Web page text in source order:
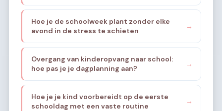
Hoe je de schoolweek plant zonder elke
avond in de stress te schieten
→
Overgang van kinderopvang naar school:
hoe pas je je dagplanning aan?
→
Hoe je je kind voorbereidt op de eerste
schooldag met een vaste routine
→